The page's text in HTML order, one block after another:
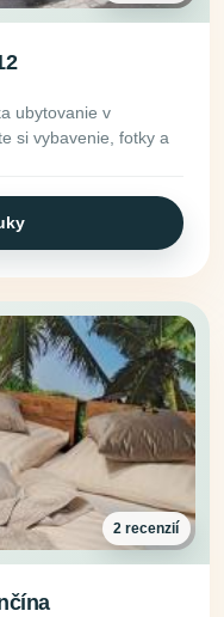
ubytovanie v
si vybavenie, fotky a
2 recenzií